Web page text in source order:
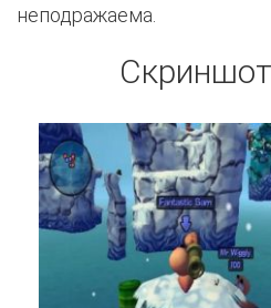
неподражаема.